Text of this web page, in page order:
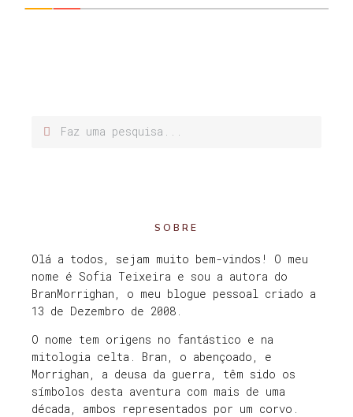
SOBRE
Olá a todos, sejam muito bem-vindos! O meu
nome é Sofia Teixeira e sou a autora do
BranMorrighan, o meu blogue pessoal criado a
13 de Dezembro de 2008.
O nome tem origens no fantástico e na
mitologia celta. Bran, o abençoado, e
Morrighan, a deusa da guerra, têm sido os
símbolos desta aventura com mais de uma
década, ambos representados por um corvo.